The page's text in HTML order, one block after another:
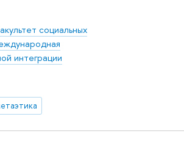
социальных
интеграции